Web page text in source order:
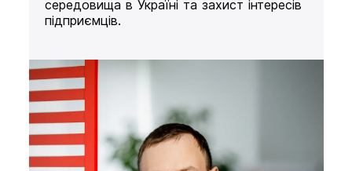
середовища в Україні та захист інтересів
підприємців.